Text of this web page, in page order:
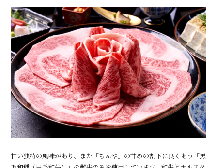
甘い独特の風味があり、また「ちんや」の甘めの割下に良くあう「黒